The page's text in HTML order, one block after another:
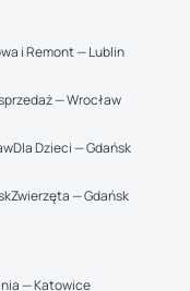
i Remont — Lublin
— Wrocław
Dla Dzieci — Gdańsk
Zwierzęta — Gdańsk
— Katowice